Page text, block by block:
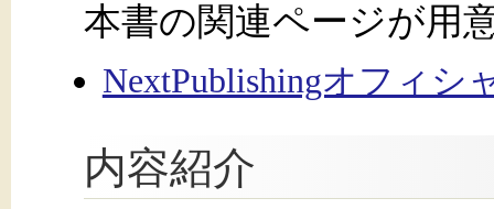
本書の関連ページが用
NextPublishingオフィシ
内容紹介